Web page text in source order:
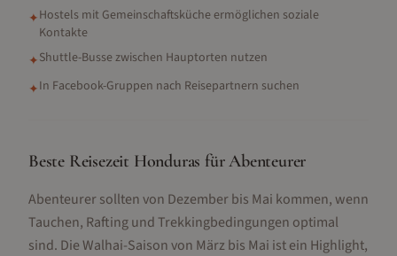
✦Hostels mit Gemeinschaftsküche ermöglichen soziale
Kontakte
✦Shuttle-Busse zwischen Hauptorten nutzen
✦In Facebook-Gruppen nach Reisepartnern suchen
Beste Reisezeit Honduras für Abenteurer
Abenteurer sollten von Dezember bis Mai kommen, wenn
Tauchen, Rafting und Trekkingbedingungen optimal
sind. Die Walhai-Saison von März bis Mai ist ein Highlight,